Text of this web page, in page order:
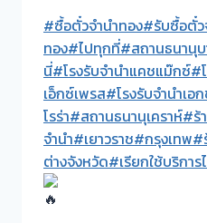
#ซื้อตั๋วจำนำทอง#รับซื้อตั๋ว
ทอง#ไปทุกที่#สถานธนานุ
นี่#โรงรับจำนำแคชแม๊กซ์#
เอ็กซ์เพรส#โรงรับจำนำเอ
โรร่า#สถานธนานุเคราห์#ร้
จำนำ#เยาวราช#กรุงเทพ#
ต่างจังหวัด#เรียกใช้บริการ